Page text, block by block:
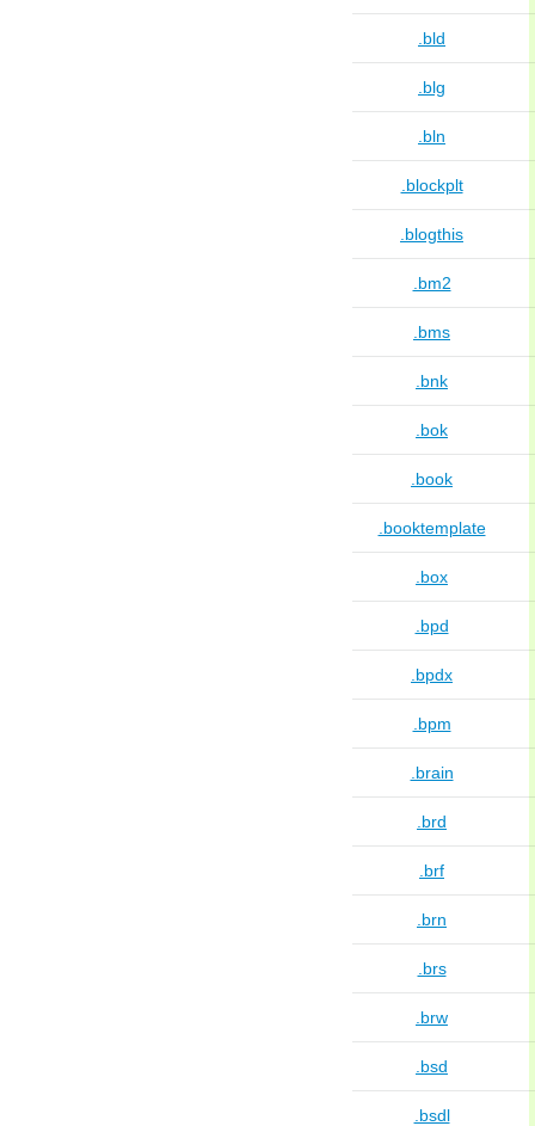
.bld
.blg
.bln
.blockplt
.blogthis
.bm2
.bms
.bnk
.bok
.book
.booktemplate
.box
.bpd
.bpdx
.bpm
.brain
.brd
.brf
.brn
.brs
.brw
.bsd
.bsdl